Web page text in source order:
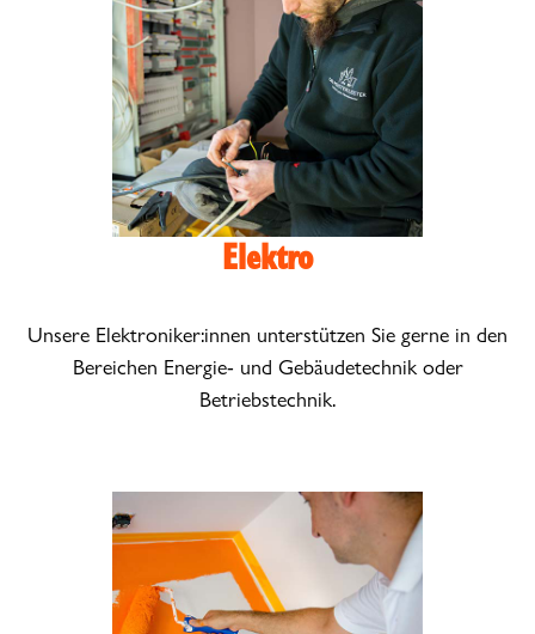
Elektro
Unsere Elektroniker:innen unterstützen Sie gerne in den
Bereichen Energie- und Gebäudetechnik oder
Betriebstechnik.